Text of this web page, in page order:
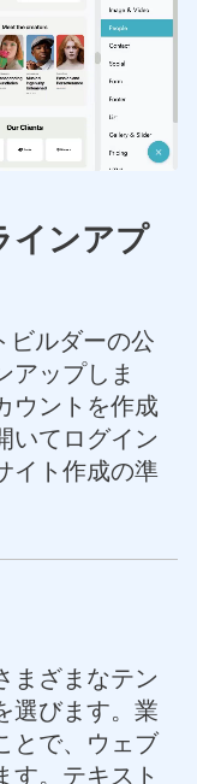
インアプ
ビルダーの公
アップしま
ウントを作成
いてログイン
イト作成の準
まざまなテン
選びます。業
とで、ウェブ
す。テキスト